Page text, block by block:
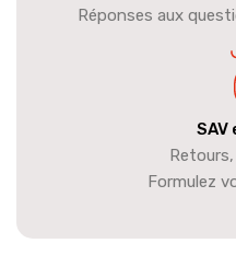
Réponses aux
SAV
Formulez